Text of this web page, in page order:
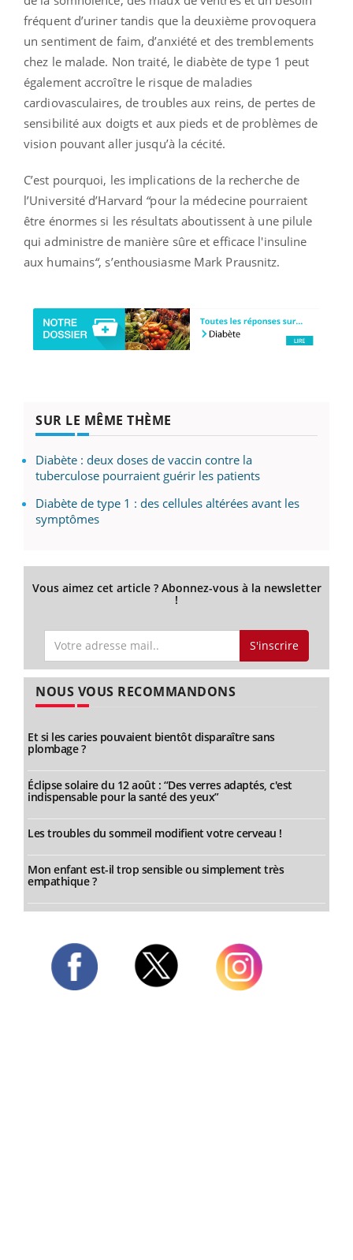
fréquent d’uriner tandis que la deuxième provoquera
un sentiment de faim, d’anxiété et des tremblements
chez le malade. Non traité, le diabète de type 1 peut
également accroître le risque de maladies
cardiovasculaires, de troubles aux reins, de pertes de
sensibilité aux doigts et aux pieds et de problèmes de
vision pouvant aller jusqu’à la cécité.
C’est pourquoi, les implications de la recherche de
l’Université d’Harvard “pour la médecine pourraient
être énormes si les résultats aboutissent à une pilule
qui administre de manière sûre et efficace l'insuline
aux humains“, s’enthousiasme Mark Prausnitz.
SUR LE MÊME THÈME
Diabète : deux doses de vaccin contre la
tuberculose pourraient guérir les patients
Diabète de type 1 : des cellules altérées avant les
symptômes
Vous aimez cet article ? Abonnez-vous à la newsletter
!
S'inscrire
NOUS VOUS RECOMMANDONS
Et si les caries pouvaient bientôt disparaître sans
plombage ?
Éclipse solaire du 12 août : “Des verres adaptés, c'est
indispensable pour la santé des yeux”
Les troubles du sommeil modifient votre cerveau !
Mon enfant est-il trop sensible ou simplement très
empathique ?